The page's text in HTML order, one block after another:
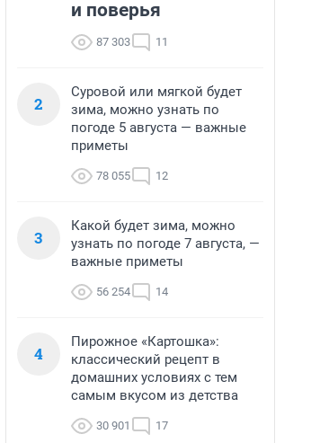
и поверья
87 303 11
2
Суровой или мягкой будет
зима, можно узнать по
погоде 5 августа — важные
приметы
78 055 12
3
Какой будет зима, можно
узнать по погоде 7 августа, —
важные приметы
56 254 14
4
Пирожное «Картошка»:
классический рецепт в
домашних условиях с тем
самым вкусом из детства
30 901 17